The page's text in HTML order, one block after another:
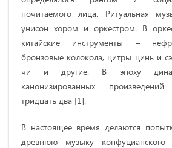
почитаемого лица. Ритуальная
унисон хором и оркестром. В
китайские инструменты –
бронзовые колокола, цитры цинь и
чи и другие. В эпоху
канонизированных
тридцать два [1].
В настоящее время делаются
древнюю музыку